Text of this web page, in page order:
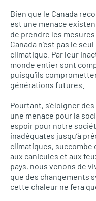
Bien que le Canada
est une menace
de prendre les
Canada n’est pas le
climatique. Par leur
monde entier sont
puisqu’ils
générations futures.
Pourtant, s’éloigner
une menace pour la
espoir pour notre
inadéquates jusqu’à
climatiques, succombe
aux canicules et aux
pays, nous venons de
que des changements
cette chaleur ne fera